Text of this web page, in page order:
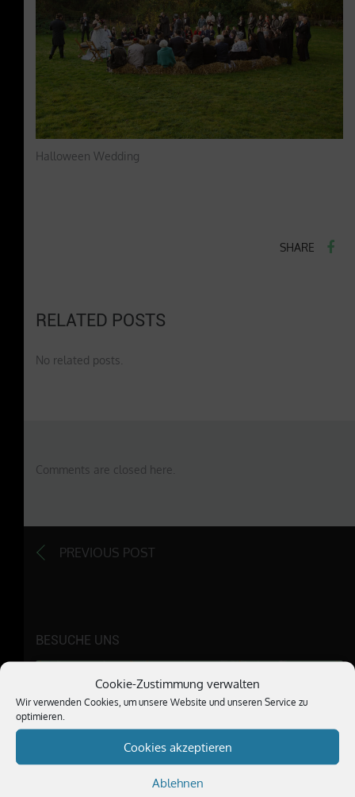
Cookie-Zustimmung verwalten
Wir verwenden Cookies, um unsere Website und unseren Service zu
optimieren.
Cookies akzeptieren
Ablehnen
Halloween Wedding
SHARE
RELATED POSTS
No related posts.
Comments are closed here.
PREVIOUS POST
BESUCHE UNS
Klicke hier, um Marketing-Cookies zu
aktivieren